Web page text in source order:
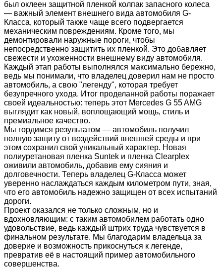
был оклеен защитной пленкой колпак запасного колеса
— важный элемент внешнего вида автомобиля G-
Класса, который также чаще всего подвергается
механическим повреждениям. Кроме того, мы
демонтировали наружные пороги, чтобы
непосредственно защитить их пленкой. Это добавляет
свежести и ухоженности внешнему виду автомобиля.
Каждый этап работы выполнялся максимально бережно,
ведь мы понимали, что владелец доверил нам не просто
автомобиль, а свою "легенду", которая требует
безупречного ухода. Итог проделанной работы поражает
своей идеальностью: теперь этот Mercedes G 55 AMG
выглядит как новый, воплощающий мощь, стиль и
премиальное качество.
Мы гордимся результатом — автомобиль получил
полную защиту от воздействий внешней среды и при
этом сохранил свой уникальный характер. Новая
полиуретановая пленка Suntek и пленка Clearplex
оживили автомобиль, добавив ему сияния и
долговечности. Теперь владелец G-Класса может
уверенно наслаждаться каждым километром пути, зная,
что его автомобиль надежно защищен от всех испытаний
дороги.
Проект оказался не только сложным, но и
вдохновляющим: с таким автомобилем работать одно
удовольствие, ведь каждый штрих труда чувствуется в
финальном результате. Мы благодарим владельца за
доверие и возможность прикоснуться к легенде,
превратив её в настоящий пример автомобильного
совершенства.